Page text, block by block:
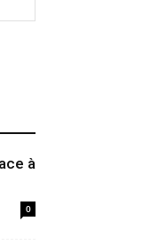
à
0